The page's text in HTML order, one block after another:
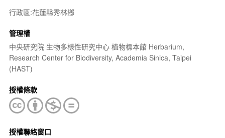
行政區:花蓮縣秀林鄉
管理權
中央研究院 生物多樣性研究中心 植物標本館 Herbarium,
Research Center for Biodiversity, Academia Sinica, Taipei
(HAST)
授權條款
授權聯絡窗口